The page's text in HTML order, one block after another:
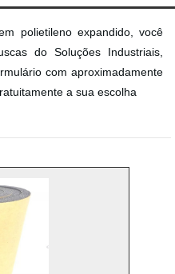
polietileno expandido, você
do Soluções Industriais,
com aproximadamente
a sua escolha